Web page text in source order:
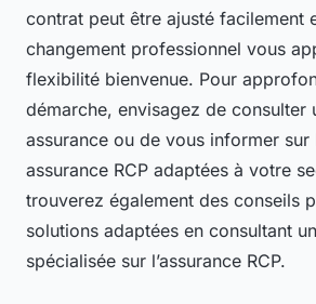
contrat peut être ajusté facilement
changement professionnel vous
flexibilité bienvenue. Pour
démarche, envisagez de consulter
assurance ou de vous informer sur
assurance RCP adaptées à votre
trouverez également des conseils
solutions adaptées en consultant
spécialisée sur l’assurance RCP.